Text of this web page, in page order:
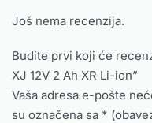
Još nema recenzija.
Budite prvi koji će
XJ 12V 2 Ah XR Li-ion”
Vaša adresa e-pošte
su označena sa *